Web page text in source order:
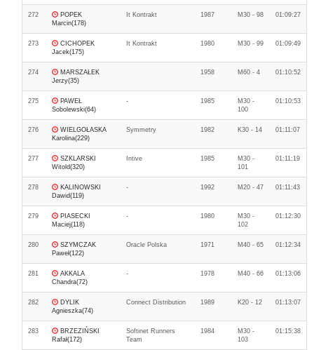
272
POPEK
Marcin(178)
It Kontrakt 1987 M30 - 98 01:09:27
273
CICHOPEK
Jacek(175)
It Kontrakt 1980 M30 - 99 01:09:49
274
MARSZAŁEK
Jerzy(35)
1958 M60 - 4 01:10:52
275
PAWEŁ
Sobolewski(64)
- 1985
M30 -
100
01:10:53
276
WIELGOŁASKA
Karolina(229)
Symmetry 1982 K30 - 14 01:11:07
277
SZKLARSKI
Witold(320)
Intive 1985
M30 -
101
01:11:19
278
KALINOWSKI
Dawid(119)
- 1992 M20 - 47 01:11:43
279
PIASECKI
Maciej(118)
- 1980
M30 -
102
01:12:30
280
SZYMCZAK
Paweł(122)
Oracle Polska 1971 M40 - 65 01:12:34
281
AKKALA
Chandra(72)
- 1978 M40 - 66 01:13:06
282
DYLIK
Agnieszka(74)
Connect Distribution 1989 K20 - 12 01:13:07
283
BRZEZIŃSKI
Rafał(172)
Softinet Runners
Team
1984
M30 -
103
01:15:38